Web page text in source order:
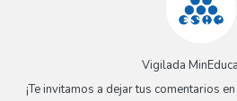
Vigilada
¡Te invitamos a dejar tus comentarios